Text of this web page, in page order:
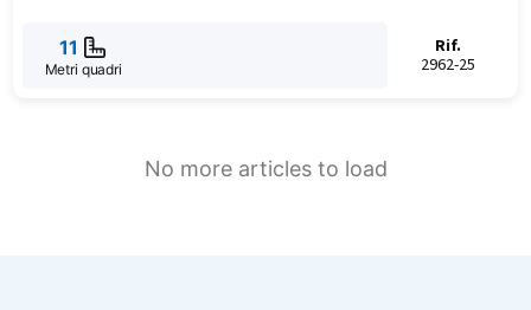
11
Metri quadri
Rif.
2962-25
No more articles to load